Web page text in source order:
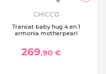
CHICCO
Transat baby hug 4 en 1
armonia motherpearl
269,90 €